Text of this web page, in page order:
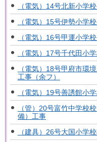
（電気）14号北新小学
（電気）15号伊勢小学
（電気）16号甲運小学
（電気）17号千代田小
（電気）18号甲府市環
工事（余フ）
（電気）19号善誘館小
（管）20号富竹中学校
備）工事
（建具）26号大国小学